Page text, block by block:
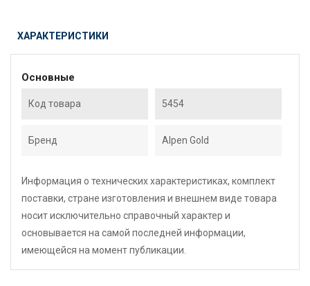
ХАРАКТЕРИСТИКИ
Основные
Код товара 5454
Бренд Alpen Gold
Информация о технических характеристиках, комплект
поставки, стране изготовления и внешнем виде товара
носит исключительно справочный характер и
основывается на самой последней информации,
имеющейся на момент публикации.